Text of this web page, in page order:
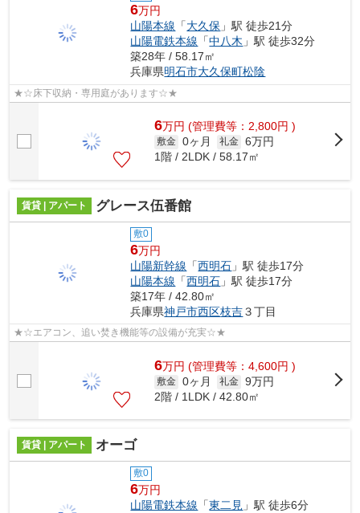
6万円
山陽本線 「大久保 」駅 徒歩21分
山陽電鉄本線 「中八木 」駅 徒歩32分
築28年 / 58.17㎡
兵庫県明石市大久保町松陰
★☆床下収納・専用庭があります☆★
6万円 (管理費等：2,800円 )
敷金 0ヶ月 礼金 6万円
1階 / 2LDK / 58.17㎡
賃貸 | アパート グレース伍番館
敷0
6万円
山陽新幹線 「西明石 」駅 徒歩17分
山陽本線 「西明石 」駅 徒歩17分
築17年 / 42.80㎡
兵庫県神戸市西区枝吉３丁目
★☆エアコン、追い焚き機能等の設備が充実☆★
6万円 (管理費等：4,600円 )
敷金 0ヶ月 礼金 9万円
2階 / 1LDK / 42.80㎡
賃貸 | アパート オーゴ
敷0
6万円
山陽電鉄本線 「東二見 」駅 徒歩6分